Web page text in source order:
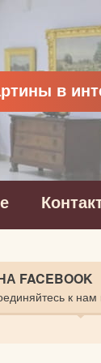
в
FACEBOOK
к